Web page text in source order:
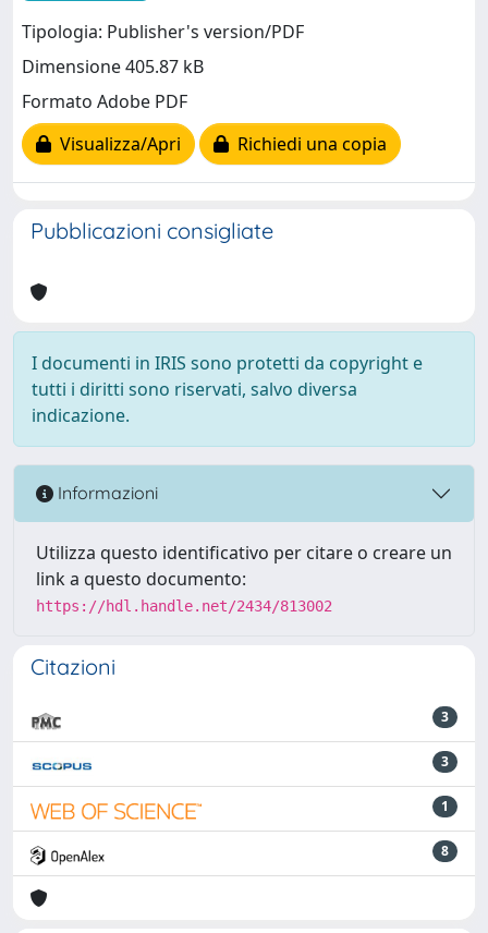
Tipologia: Publisher's version/PDF
Dimensione 405.87 kB
Formato Adobe PDF
Visualizza/Apri
Richiedi una copia
Pubblicazioni consigliate
I documenti in IRIS sono protetti da copyright e
tutti i diritti sono riservati, salvo diversa
indicazione.
Informazioni
Utilizza questo identificativo per citare o creare un
link a questo documento:
https://hdl.handle.net/2434/813002
Citazioni
3
3
1
8